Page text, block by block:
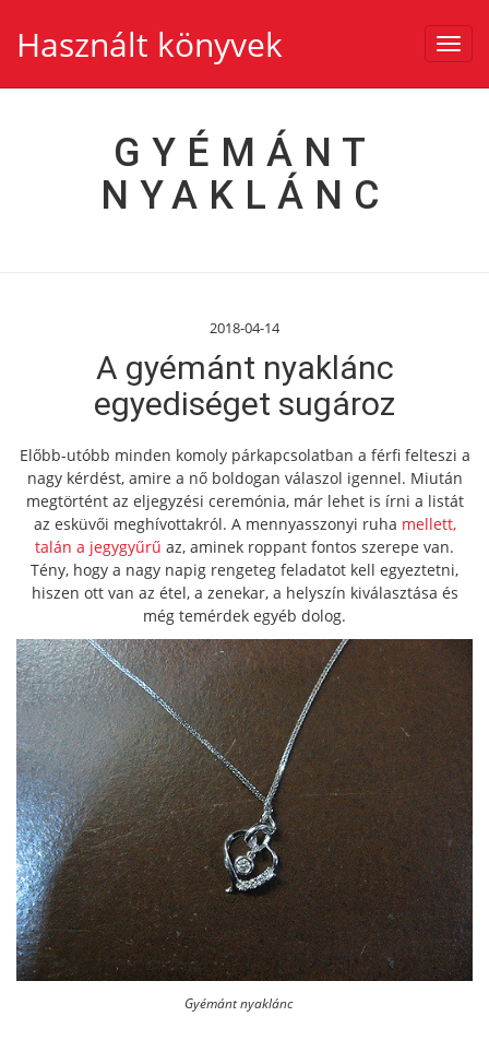
Használt könyvek
GYÉMÁNT
NYAKLÁNC
2018-04-14
A gyémánt nyaklánc
egyediséget sugároz
Előbb-utóbb minden komoly párkapcsolatban a férfi felteszi a
nagy kérdést, amire a nő boldogan válaszol igennel. Miután
megtörtént az eljegyzési ceremónia, már lehet is írni a listát
az esküvői meghívottakról. A mennyasszonyi ruha mellett,
talán a jegygyűrű az, aminek roppant fontos szerepe van.
Tény, hogy a nagy napig rengeteg feladatot kell egyeztetni,
hiszen ott van az étel, a zenekar, a helyszín kiválasztása és
még temérdek egyéb dolog.
Gyémánt nyaklánc